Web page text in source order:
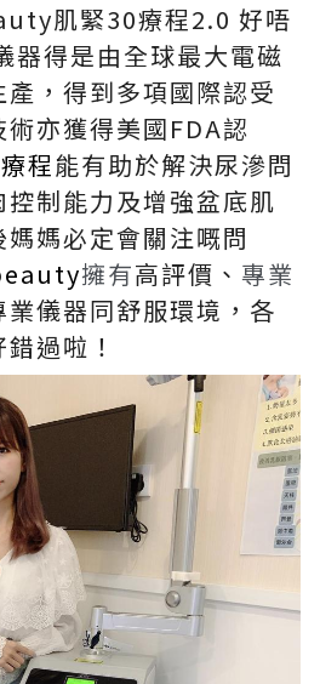
肌緊30療程2.0 好唔
器得是由全球最大電磁
，得到多項國際認受
亦獲得美國FDA認
程能有助於解決尿滲問
制能力及增強盆底肌
媽必定會關注嘅問
擁有高評價、 專業
業儀器同舒服環境，各
過啦！